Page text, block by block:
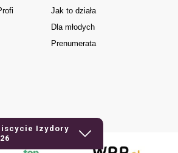
Izydory
Jak to działa
Dla młodych
Prenumerata